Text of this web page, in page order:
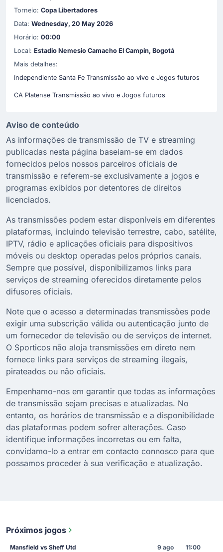
Torneio: Copa Libertadores
Data: Wednesday, 20 May 2026
Horário: 00:00
Local: Estadio Nemesio Camacho El Campin, Bogotá
Mais detalhes:
Independiente Santa Fe Transmissão ao vivo e Jogos futuros
CA Platense Transmissão ao vivo e Jogos futuros
Aviso de conteúdo
As informações de transmissão de TV e streaming
publicadas nesta página baseiam-se em dados
fornecidos pelos nossos parceiros oficiais de
transmissão e referem-se exclusivamente a jogos e
programas exibidos por detentores de direitos
licenciados.
As transmissões podem estar disponíveis em diferentes
plataformas, incluindo televisão terrestre, cabo, satélite,
IPTV, rádio e aplicações oficiais para dispositivos
móveis ou desktop operadas pelos próprios canais.
Sempre que possível, disponibilizamos links para
serviços de streaming oferecidos diretamente pelos
difusores oficiais.
Note que o acesso a determinadas transmissões pode
exigir uma subscrição válida ou autenticação junto de
um fornecedor de televisão ou de serviços de internet.
O Sporticos não aloja transmissões em direto nem
fornece links para serviços de streaming ilegais,
pirateados ou não oficiais.
Empenhamo-nos em garantir que todas as informações
de transmissão sejam precisas e atualizadas. No
entanto, os horários de transmissão e a disponibilidade
das plataformas podem sofrer alterações. Caso
identifique informações incorretas ou em falta,
convidamo-lo a entrar em contacto connosco para que
possamos proceder à sua verificação e atualização.
Próximos jogos
Mansfield vs Sheff Utd 9 ago 11:00